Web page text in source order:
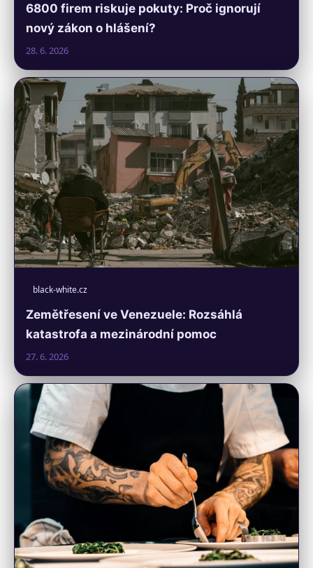
6800 firem riskuje pokuty: Proč ignorují
nový zákon o hlášení?
28. 6. 2026
black-white.cz
Zemětřesení ve Venezuele: Rozsáhlá
katastrofa a mezinárodní pomoc
27. 6. 2026